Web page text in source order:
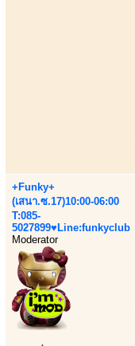
+Funky+
(เสนา.ซ.17)10:00-06:00
T:085-
5027899♥Line:funkyclub
Moderator